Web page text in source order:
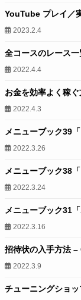
YouTube プレイ／
2023.2.4
全コースのレース
2022.4.4
お金を効率よく稼
2022.4.3
メニューブック39
2022.3.26
メニューブック38
2022.3.24
メニューブック31
2022.3.16
招待状の入手方法 –
2022.3.9
チューニングショ